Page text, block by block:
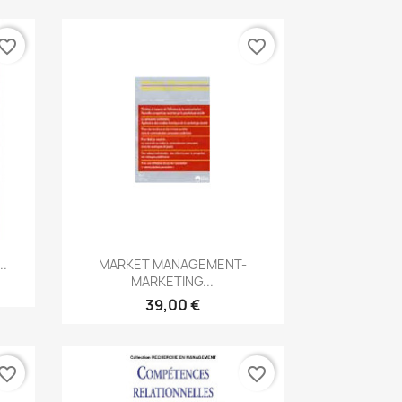
Aperçu rapide
MARKET MANAGEMENT-
MARKETING...
39,00 €
favorite_border
favorite_border